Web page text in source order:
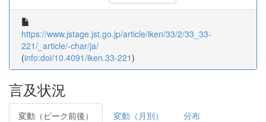
https://www.jstage.jst.go.jp/article/iken/33/2/33_33-
221/_article/-char/ja/
(info:doi/10.4091/iken.33-221)
言及状況
変動（ピーク前後） 変動（月別） 分布